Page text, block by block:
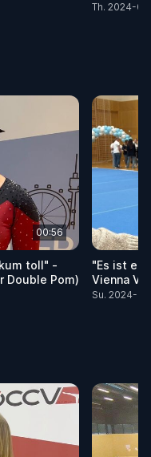
Th. 2024-
00:56
toll" -
Double Pom)
"Es ist ein
Vienna
Su. 2024-